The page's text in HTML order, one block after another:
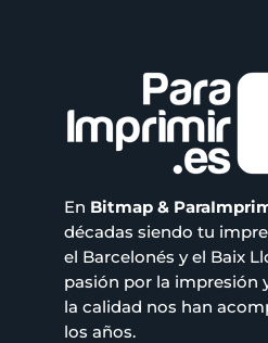
En Bitmap &
décadas siendo tu
el Barcelonés y el Baix
pasión por la impresión
la calidad nos han
los años.